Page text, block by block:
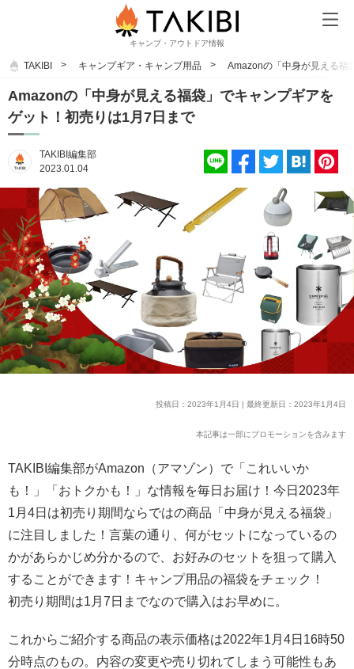
キャンプ・アウトドア情報
TAKIBI キャンプギア・キャンプ用品 Amazonの「中身が見える福
Amazonの「中身が見える福袋」でキャンプギアを
ゲット！初売りは1月7日まで
TAKIBI編集部
2023.01.04
投稿日：2023年1月4日 | 最終更新日：2023年1月4日
本記事は一部にプロモーションを含みます
TAKIBI編集部がAmazon（アマゾン）で「これいいか
も！」「おトクかも！」な情報を毎日お届け！今日2023年
1月4日は初売り期間ならではの商品「中身が見える福袋」
に注目しました！言葉の通り、何がセットになっているの
かがあらかじめ分かるので、お好みのセットを狙って購入
することができます！キャンプ用品の福袋をチェック！
初売り期間は1月7日までなので購入はお早めに。
これからご紹介する商品の表示価格は2022年1月4日16時50
分時点のもの。内容の変更や売り切れてしまう可能性もあ